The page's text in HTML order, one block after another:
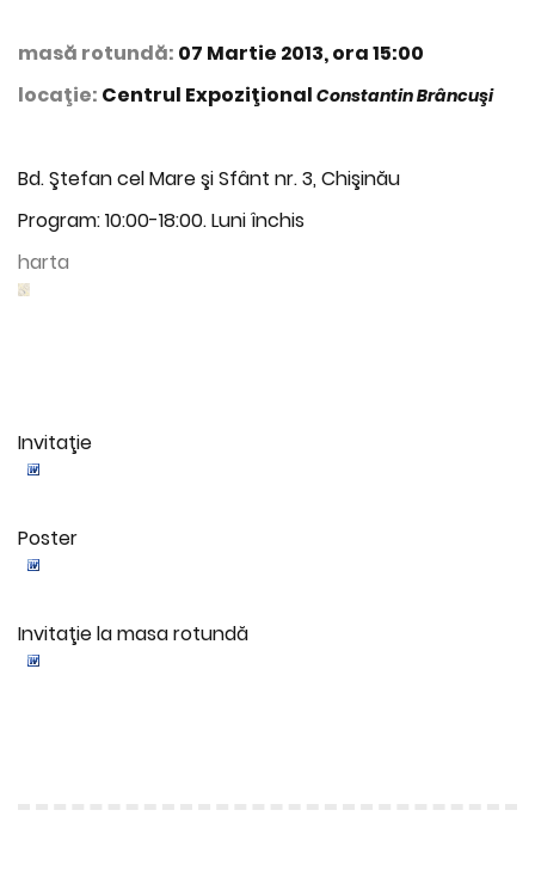
masă rotundă: 07 Martie 2013, ora 15:00
locaţie: Centrul Expoziţional Constantin Brâncuşi
Bd. Ştefan cel Mare şi Sfânt nr. 3, Chişinău
Program: 10:00-18:00. Luni închis
harta
Invitaţie
Poster
Invitaţie la masa rotundă